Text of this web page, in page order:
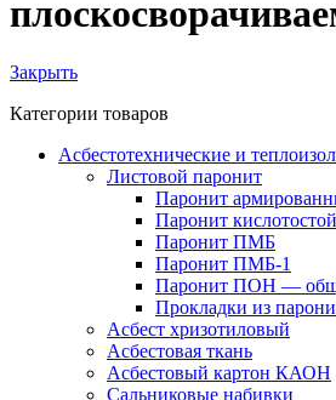
Закрыть
Категории товаров
Асбестотехнические и
Листовой паронит
Паронит
Паронит
Паронит ПМБ
Паронит ПМБ-1
Паронит ПОН —
Прокладки из
Асбест хризотиловый
Асбестовая ткань
Асбестовый картон КАОН
Сальниковые набивки